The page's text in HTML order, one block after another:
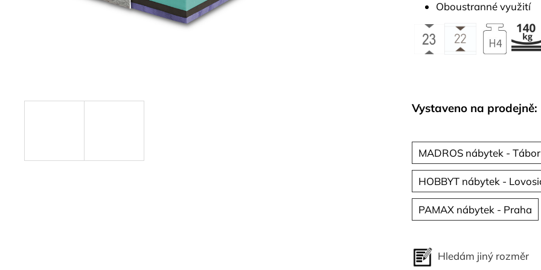
Oboustranné využití
Vystaveno na prodejně:
MADROS nábytek - Tábor
HOBBYT nábytek -
PAMAX nábytek - Praha
Hledám jiný rozměr